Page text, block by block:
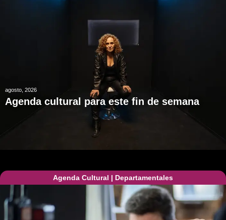
agosto, 2026
Agenda cultural para este fin de semana
Agenda Cultural | Departamentales